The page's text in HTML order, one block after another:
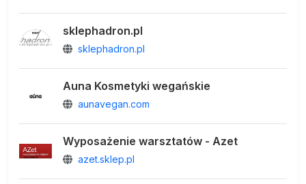
sklephadron.pl
sklephadron.pl
Auna Kosmetyki wegańskie
aunavegan.com
Wyposażenie warsztatów - Azet
azet.sklep.pl